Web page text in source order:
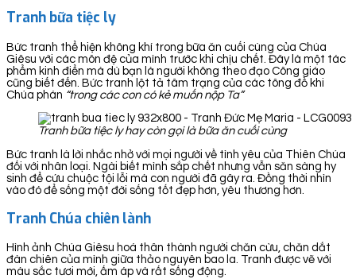
Tranh bữa tiệc ly
Bức tranh thể hiện không khí trong bữa ăn cuối cùng của Chúa
Giêsu với các môn đệ của mình trước khi chịu chết. Đây là một tác
phẩm kinh điển mà dù bạn là người không theo đạo Công giáo
cũng biết đến. Bức tranh lột tả tâm trạng của các tông đồ khi
Chúa phán “trong các con có kẻ muốn nộp Ta”
Tranh bữa tiệc ly hay còn gọi là bữa ăn cuối cùng
Bức tranh là lời nhắc nhở với mọi người về tình yêu của Thiên Chúa
đối với nhân loại. Ngài biết mình sắp chết nhưng vẫn săn sàng hy
sinh để cứu chuộc tội lỗi mà con người đã gây ra. Đồng thời nhìn
vào đó để sống một đời sống tốt đẹp hơn, yêu thương hơn.
Tranh Chúa chiên lành
Hình ảnh Chúa Giêsu hoá thân thành người chăn cừu, chăn dắt
đàn chiên của mình giữa thảo nguyên bao la. Tranh được vẽ với
màu sắc tươi mới, ấm áp và rất sống động.